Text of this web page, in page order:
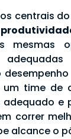
centrais
mesmas
um time de
e
correr
alcance o